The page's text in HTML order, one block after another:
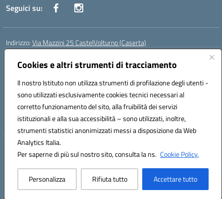
Cookies e altri strumenti di tracciamento
Il nostro Istituto non utilizza strumenti di profilazione degli utenti -
sono utilizzati esclusivamente cookies tecnici necessari al
corretto funzionamento del sito, alla fruibilità dei servizi
istituzionali e alla sua accessibilità – sono utilizzati, inoltre,
strumenti statistici anonimizzati messi a disposizione da Web
Analytics Italia.
Per saperne di più sul nostro sito, consulta la ns. Cookie Policy.
Personalizza Rifiuta tutto Accettare tutto
Seguici su:
Indirizzo:Via Mazzini 25 CastelVolturno (Caserta)
Centralino:
Posta elettronica certificata (PEC):ceis014005@pec.istruzione.it
Codice fiscale: 93063510619
Codice meccanografico:CEIS014005
Codice Indice delle Pubbliche Amministrazioni (IPA): istsc_ceis014005
Codice unico di fatturazione (CUF): UOU8EW
Hosting & Powered by 3D Solution S.r.l.
Concept & Design by Designers Italia